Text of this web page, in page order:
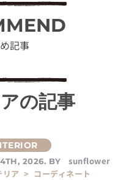
記事
の記事
2026. BY
sunflower
リア > コーディネート